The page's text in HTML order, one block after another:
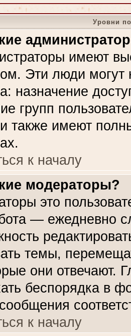
Уровни
имеют
Эти люди могут
назначение
групп
также имеют
к началу
модераторы?
это
— ежедневно
темы,
они отвечают.
беспорядка в
к началу